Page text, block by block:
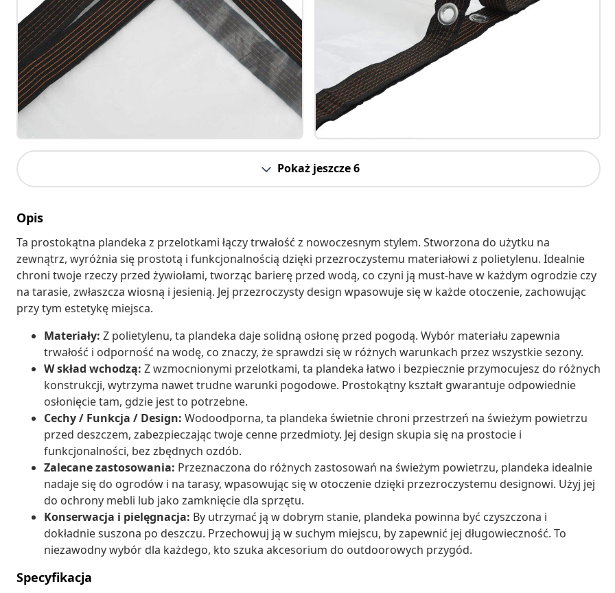
Pokaż jeszcze 6
Opis
Ta prostokątna plandeka z przelotkami łączy trwałość z nowoczesnym stylem. Stworzona do użytku na
zewnątrz, wyróżnia się prostotą i funkcjonalnością dzięki przezroczystemu materiałowi z polietylenu. Idealnie
chroni twoje rzeczy przed żywiołami, tworząc barierę przed wodą, co czyni ją must-have w każdym ogrodzie czy
na tarasie, zwłaszcza wiosną i jesienią. Jej przezroczysty design wpasowuje się w każde otoczenie, zachowując
przy tym estetykę miejsca.
Materiały: Z polietylenu, ta plandeka daje solidną osłonę przed pogodą. Wybór materiału zapewnia
trwałość i odporność na wodę, co znaczy, że sprawdzi się w różnych warunkach przez wszystkie sezony.
W skład wchodzą: Z wzmocnionymi przelotkami, ta plandeka łatwo i bezpiecznie przymocujesz do różnych
konstrukcji, wytrzyma nawet trudne warunki pogodowe. Prostokątny kształt gwarantuje odpowiednie
osłonięcie tam, gdzie jest to potrzebne.
Cechy / Funkcja / Design: Wodoodporna, ta plandeka świetnie chroni przestrzeń na świeżym powietrzu
przed deszczem, zabezpieczając twoje cenne przedmioty. Jej design skupia się na prostocie i
funkcjonalności, bez zbędnych ozdób.
Zalecane zastosowania: Przeznaczona do różnych zastosowań na świeżym powietrzu, plandeka idealnie
nadaje się do ogrodów i na tarasy, wpasowując się w otoczenie dzięki przezroczystemu designowi. Użyj jej
do ochrony mebli lub jako zamknięcie dla sprzętu.
Konserwacja i pielęgnacja: By utrzymać ją w dobrym stanie, plandeka powinna być czyszczona i
dokładnie suszona po deszczu. Przechowuj ją w suchym miejscu, by zapewnić jej długowieczność. To
niezawodny wybór dla każdego, kto szuka akcesorium do outdoorowych przygód.
Specyfikacja